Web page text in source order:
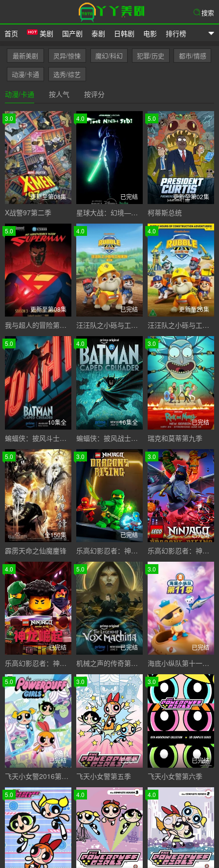
爱美剧网
首页 美剧 国产剧 泰剧 日韩剧 电影 排行榜
搜索
最新美剧 灵异/惊悚 魔幻/科幻 犯罪/历史
都市/情感
动漫/卡通
选秀/综艺
动漫/卡通 按人气 按评分
3.0
更新至第08集
X战警97第二季
4.0
已完结
星球大战：幻境—第九个绝地武士
5.0
更新至第02集
柯蒂斯总统
5.0
更新至第08集
我与超人的冒险第三季
4.0
已完结
汪汪队之小砾与工程家族第三季国语
4.0
更新至26集
汪汪队之小砾与工程家族第三季
5.0
10集全
蝙蝠侠：披风斗士第一季
4.0
10集全
蝙蝠侠：披风战士第二季
3.0
已完结
瑞克和莫蒂第九季
5.0
全150集
霹雳天命之仙魔鏖锋
3.0
已完结
乐高幻影忍者：神龙崛起
3.0
已完结
乐高幻影忍者：神龙崛起第二季
4.0
已完结
乐高幻影忍者：神龙崛起第三季
5.0
已完结
机械之声的传奇第四季
3.0
已完结
海底小纵队第十一季国语
5.0
已完结
飞天小女警2016第一季
3.0
已完结
飞天小女警第五季
3.0
已完结
飞天小女警第六季
5.0 4.0 4.0